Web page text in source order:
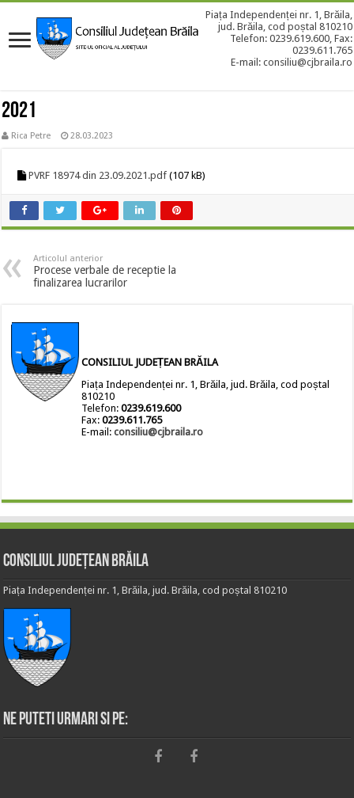
Piața Independenței nr. 1, Brăila,
jud. Brăila, cod poștal 810210
Telefon: 0239.619.600, Fax:
0239.611.765
E-mail: consiliu@cjbraila.ro
2021
Rica Petre 28.03.2023
PVRF 18974 din 23.09.2021.pdf (107 kB)
Articolul anterior
Procese verbale de receptie la
finalizarea lucrarilor
CONSILIUL JUDEȚEAN BRĂILA
Piața Independenței nr. 1, Brăila, jud. Brăila, cod poștal
810210
Telefon:0239.619.600
Fax:0239.611.765
E-mail:consiliu@cjbraila.ro
Consiliul Județean Brăila
Piața Independenței nr. 1, Brăila, jud. Brăila, cod poștal 810210
Ne puteti urmari si pe: